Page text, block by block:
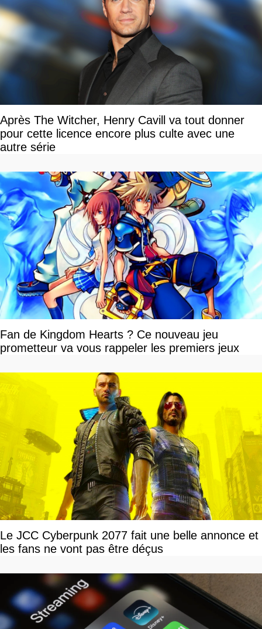
Après The Witcher, Henry Cavill va tout donner
pour cette licence encore plus culte avec une
autre série
Fan de Kingdom Hearts ? Ce nouveau jeu
prometteur va vous rappeler les premiers jeux
Le JCC Cyberpunk 2077 fait une belle annonce et
les fans ne vont pas être déçus